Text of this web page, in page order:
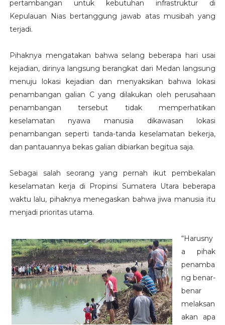
pertambangan untuk kebutuhan infrastruktur di
Kepulauan Nias bertanggung jawab atas musibah yang
terjadi.
Pihaknya mengatakan bahwa selang beberapa hari usai
kejadian, dirinya langsung berangkat dari Medan langsung
menuju lokasi kejadian dan menyaksikan bahwa lokasi
penambangan galian C yang dilakukan oleh perusahaan
penambangan tersebut tidak memperhatikan
keselamatan nyawa manusia dikawasan lokasi
penambangan seperti tanda-tanda keselamatan bekerja,
dan pantauannya bekas galian dibiarkan begitua saja.
Sebagai salah seorang yang pernah ikut pembekalan
keselamatan kerja di Propinsi Sumatera Utara beberapa
waktu lalu, pihaknya menegaskan bahwa jiwa manusia itu
menjadi prioritas utama.
“Harusny
a pihak
penamba
ng benar-
benar
melaksan
akan apa